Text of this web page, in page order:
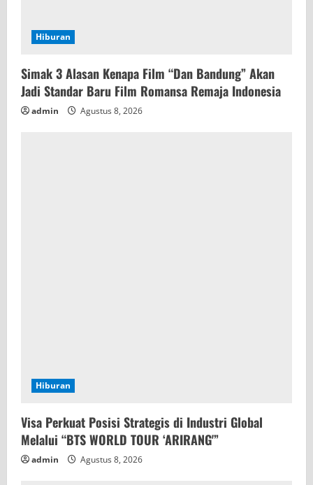
Hiburan
Simak 3 Alasan Kenapa Film “Dan Bandung” Akan
Jadi Standar Baru Film Romansa Remaja Indonesia
admin Agustus 8, 2026
Hiburan
Visa Perkuat Posisi Strategis di Industri Global
Melalui “BTS WORLD TOUR ‘ARIRANG'”
admin Agustus 8, 2026